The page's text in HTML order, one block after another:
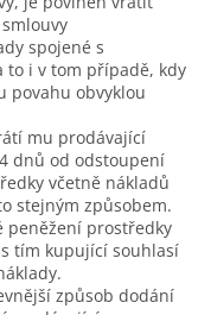
spojené s
to i v tom případě, kdy
povahu obvyklou
mu prodávající
dnů od odstoupení
včetně nákladů
stejným způsobem.
peněžení prostředky
tím kupující souhlasí
způsob dodání